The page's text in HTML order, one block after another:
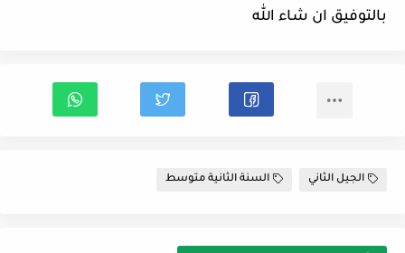
بالتوفيق ان شاء الله
الجيل الثاني السنة الثانية متوسط